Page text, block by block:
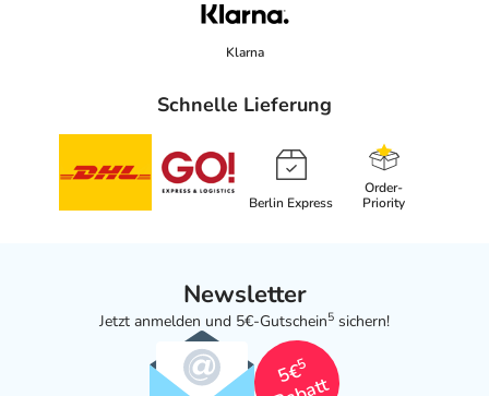
Klarna
Schnelle Lieferung
Berlin Express
Order-
Priority
Newsletter
Jetzt anmelden und 5€-Gutschein5 sichern!
5€
5